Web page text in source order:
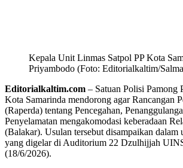
Kepala Unit Linmas Satpol PP Kota
Priyambodo (Foto: Editorialkaltim/
Editorialkaltim.com – Satuan Polisi Pamong
Kota Samarinda mendorong agar Rancangan
(Raperda) tentang Pencegahan,
Penyelamatan mengakomodasi keberadaan
(Balakar). Usulan tersebut disampaikan dalam
yang digelar di Auditorium 22 Dzulhijjah
(18/6/2026).